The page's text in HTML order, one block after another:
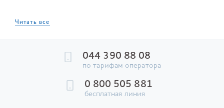
Читать все
044 390 88 08
по тарифам оператора
0 800 505 881
бесплатная линия